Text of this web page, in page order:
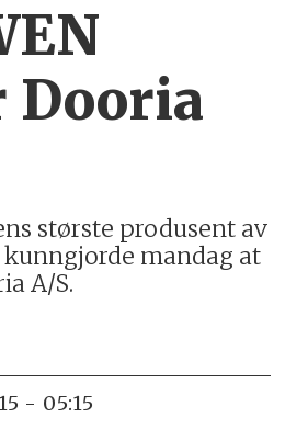
Dooria
største produsent av
mandag at
A/S.
- 05:15